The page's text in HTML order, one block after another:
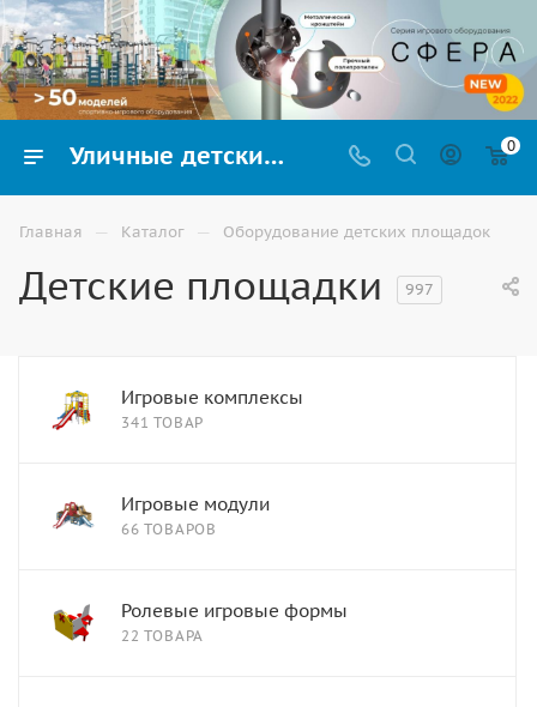
Уличные детские площадки купить в Ростове-на-Дону 0
Главная — Каталог — Оборудование детских площадок
Детские площадки 997
Игровые комплексы
341 ТОВАР
Игровые модули
66 ТОВАРОВ
Ролевые игровые формы
22 ТОВАРА